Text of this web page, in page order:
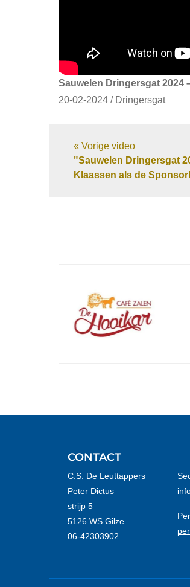
Sauwelen Dringersgat 2024
20-02-2024 / Dringersgat
« Vorige video
"Sauwelen Dringersgat
Klaassen als de
CONTACT
C.S. De Leuttappers
Peter Dictus
strijp 5
5126 WS Gilze
06-42303902